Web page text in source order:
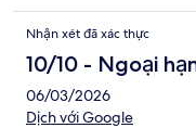
Nhận xét đã xác thực
10/10 - Ngoại
06/03/2026
Dịch với Google